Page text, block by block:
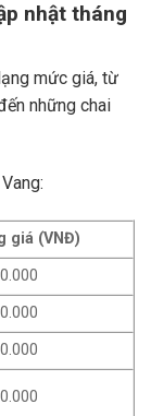
nhật tháng
mức giá, từ
những chai
giá (VNĐ)